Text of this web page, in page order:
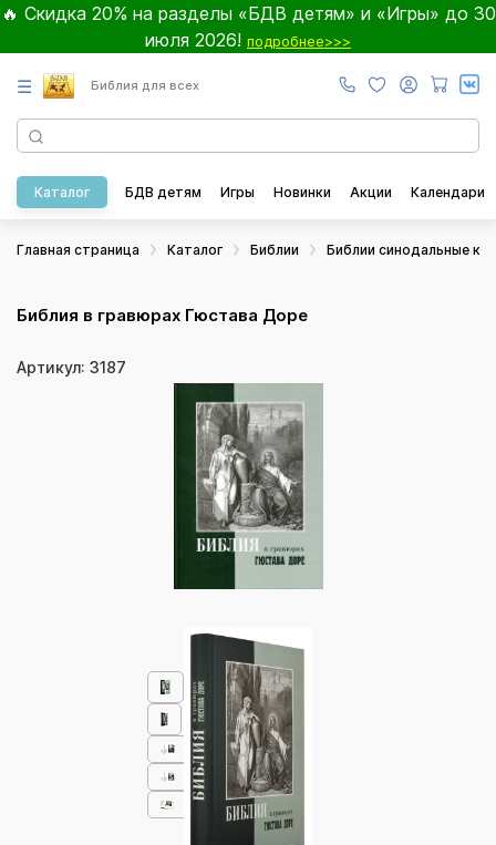
🔥 Скидка 20% на разделы «БДВ детям» и «Игры» до 30
июля 2026! подробнее>>>
☰ Библия для всех
Каталог БДВ детям Игры Новинки Акции Календари
Главная страница Каталог Библии Библии синодальные
Библия в гравюрах Гюстава Доре
Артикул: 3187